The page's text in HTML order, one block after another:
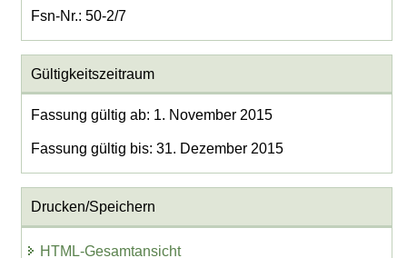
Fsn-Nr.: 50-2/7
Gültigkeitszeitraum
Fassung gültig ab: 1. November 2015
Fassung gültig bis: 31. Dezember 2015
Drucken/Speichern
HTML-Gesamtansicht